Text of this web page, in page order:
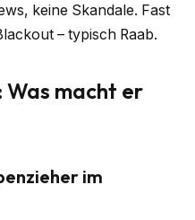
keine Skandale. Fast
– typisch Raab.
Was macht er
im